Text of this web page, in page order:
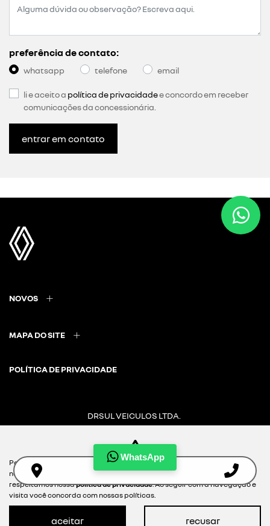
WhatsApp
preferência de contato:
whatsapp telefone email
li e aceito a política de privacidadee concordo em receber
comunicações da concessionária.
entrar em contato
NOVOS
MAPA DO SITE
POLÍTICA DE PRIVACIDADE
DRSUL VEICULOS LTDA.
CNPJ: 02.847.681/0016-30
Desacelere. Seu bem maior é a vida.
Para otimizar sua experiência durante a navegação, fazemos uso de
nossa política de cookies e para proteger seus dados pessoais
respeitamos nossapolítica de privacidade. Ao seguir com a navegação e
visita você concorda com nossas políticas.
aceitar recusar